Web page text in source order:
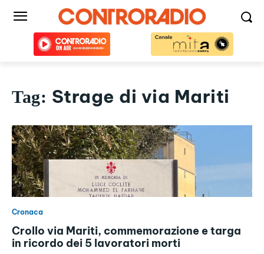
Tag: Strage di via Mariti
Cronaca
Crollo via Mariti, commemorazione e targa
in ricordo dei 5 lavoratori morti